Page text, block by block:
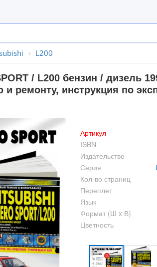
L200
/ L200 бензин / дизель
ремонту, инструкция по
Артикул
ISBN
Издательство
Серия
Кол-во страниц
Переплет
Язык
Формат (Ш x В)
Цветность